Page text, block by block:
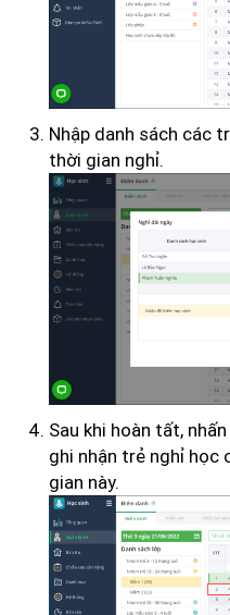
Nhập danh sách các
thời gian nghỉ.
Sau khi hoàn tất, nhấn
ghi nhận trẻ nghỉ học
gian này.